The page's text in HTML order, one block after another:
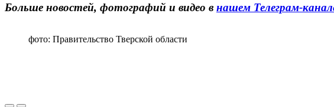
Больше новостей, фотографий и видео в нашем Телеграм-
фото: Правительство Тверской области